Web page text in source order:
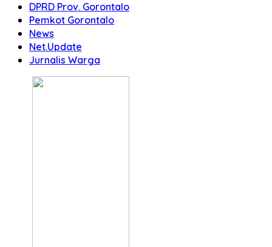
DPRD Prov. Gorontalo
Pemkot Gorontalo
News
Net.Update
Jurnalis Warga